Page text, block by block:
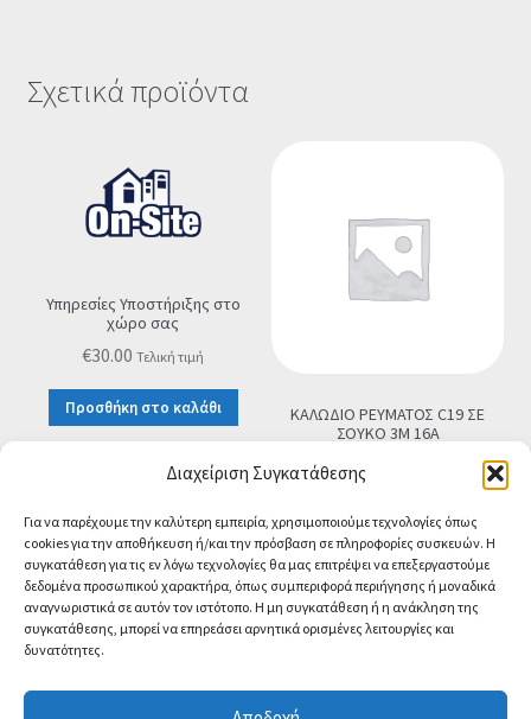
Διαχείριση Συγκατάθεσης
Για να παρέχουμε την καλύτερη εμπειρία, χρησιμοποιούμε τεχνολογίες όπως
cookies για την αποθήκευση ή/και την πρόσβαση σε πληροφορίες συσκευών. Η
συγκατάθεση για τις εν λόγω τεχνολογίες θα μας επιτρέψει να επεξεργαστούμε
δεδομένα προσωπικού χαρακτήρα, όπως συμπεριφορά περιήγησης ή μοναδικά
αναγνωριστικά σε αυτόν τον ιστότοπο. Η μη συγκατάθεση ή η ανάκληση της
συγκατάθεσης, μπορεί να επηρεάσει αρνητικά ορισμένες λειτουργίες και
δυνατότητες.
Σχετικά προϊόντα
Υπηρεσίες Υποστήριξης στο
χώρο σας
€30.00 Τελική τιμή
Προσθήκη στο καλάθι
ΚΑΛΩΔΙΟ ΡΕΥΜΑΤΟΣ C19 ΣΕ
ΣΟΥΚΟ 3M 16A
€18.90
Προσθήκη στο καλάθι
© CA-MICROLAND 2026